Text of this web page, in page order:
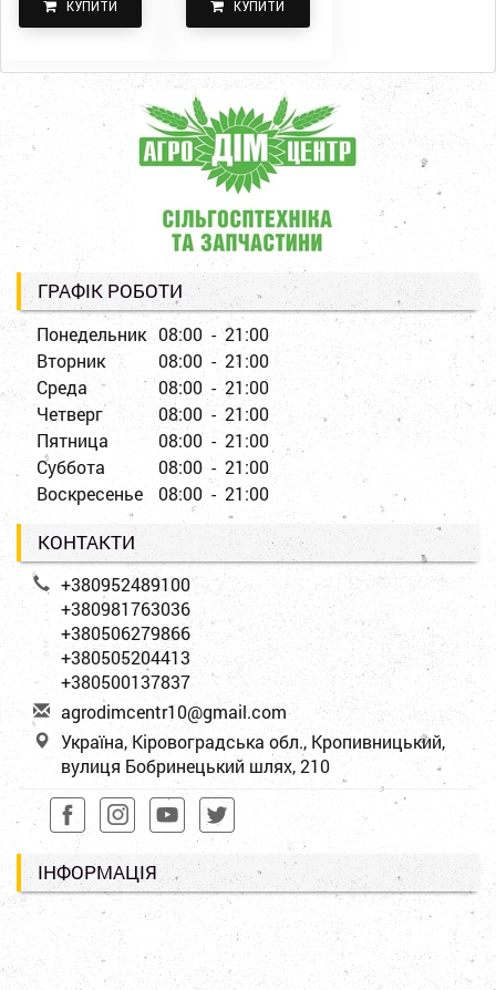
КУПИТИ КУПИТИ
ГРАФІК РОБОТИ
Понедельник 08:00 - 21:00
Вторник
08:00 - 21:00
Среда
08:00 - 21:00
Четверг
08:00 - 21:00
Пятница
08:00 - 21:00
Суббота
08:00 - 21:00
Воскресенье
08:00 - 21:00
КОНТАКТИ
+380952489100
+380981763036
+380506279866
+380505204413
+380500137837
agrodimcentr10@gmail.com
Україна, Кіровоградська обл., Кропивницький,
вулиця Бобринецький шлях, 210
ІНФОРМАЦІЯ